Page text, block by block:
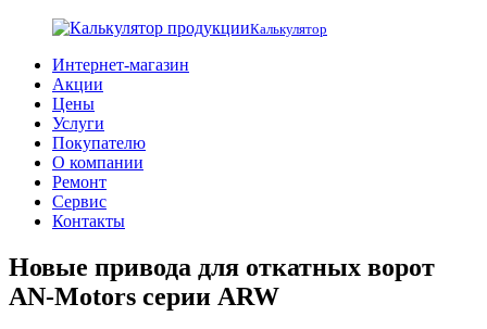
Калькулятор
Интернет-магазин
Акции
Цены
Услуги
Покупателю
О компании
Ремонт
Сервис
Контакты
Новые привода для откатных ворот
AN-Motors серии ARW